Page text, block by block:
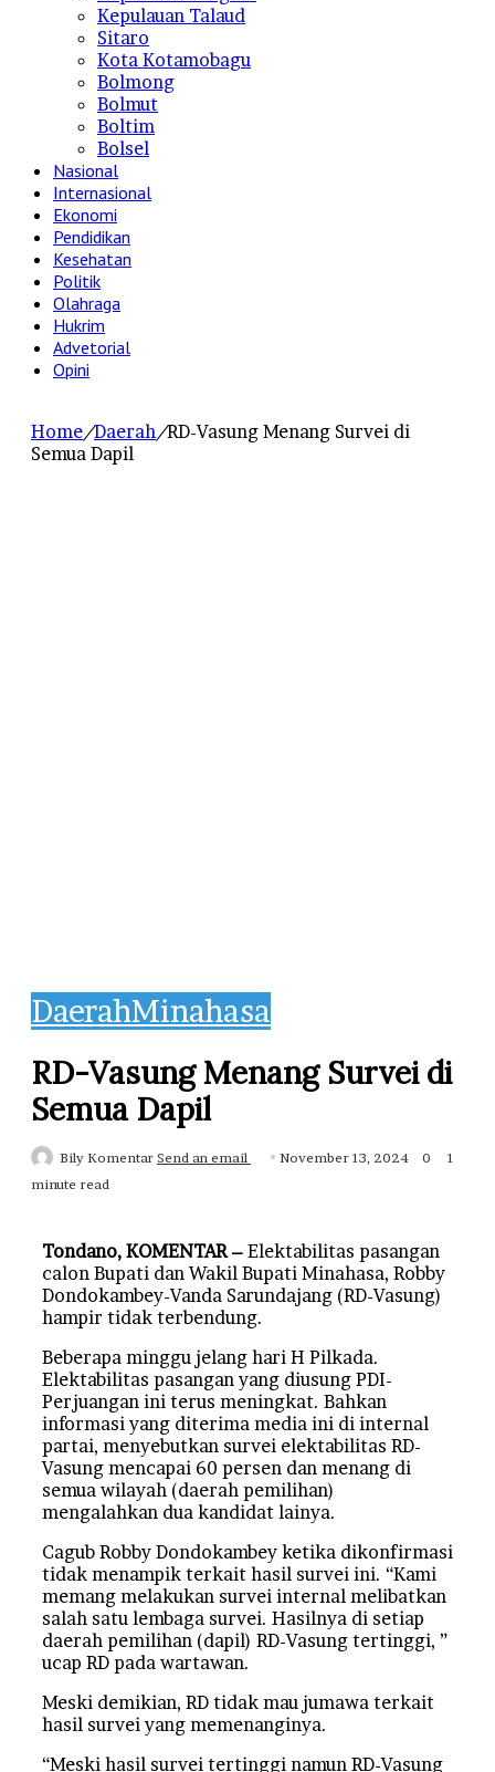
Kepulauan Talaud
Sitaro
Kota Kotamobagu
Bolmong
Bolmut
Boltim
Bolsel
Nasional
Internasional
Ekonomi
Pendidikan
Kesehatan
Politik
Olahraga
Hukrim
Advetorial
Opini
Home/Daerah/RD-Vasung Menang Survei di
Semua Dapil
DaerahMinahasa
RD-Vasung Menang Survei di
Semua Dapil
Bily Komentar Send an email November 13, 2024 0
1
minute read
Tondano, KOMENTAR – Elektabilitas pasangan
calon Bupati dan Wakil Bupati Minahasa, Robby
Dondokambey-Vanda Sarundajang (RD-Vasung)
hampir tidak terbendung.
Beberapa minggu jelang hari H Pilkada.
Elektabilitas pasangan yang diusung PDI-
Perjuangan ini terus meningkat. Bahkan
informasi yang diterima media ini di internal
partai, menyebutkan survei elektabilitas RD-
Vasung mencapai 60 persen dan menang di
semua wilayah (daerah pemilihan)
mengalahkan dua kandidat lainya.
Cagub Robby Dondokambey ketika dikonfirmasi
tidak menampik terkait hasil survei ini. “Kami
memang melakukan survei internal melibatkan
salah satu lembaga survei. Hasilnya di setiap
daerah pemilihan (dapil) RD-Vasung tertinggi, ”
ucap RD pada wartawan.
Meski demikian, RD tidak mau jumawa terkait
hasil survei yang memenanginya.
“Meski hasil survei tertinggi namun RD-Vasung